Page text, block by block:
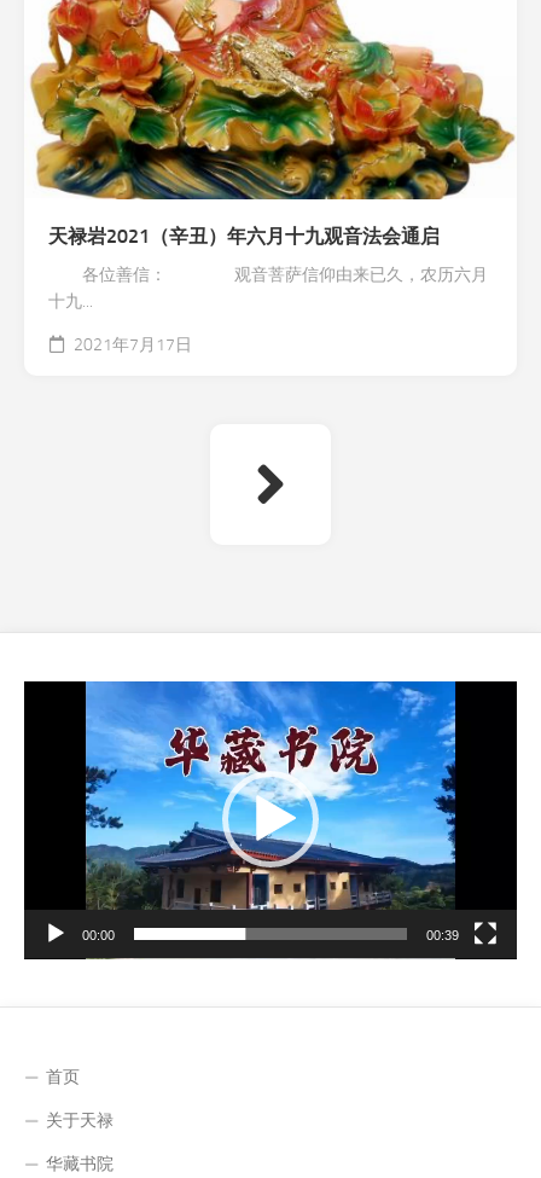
天禄岩2021（辛丑）年六月十九观音法会通启
各位善信： 观音菩萨信仰由来已久，农历六月
十九...
2021年7月17日
00:00 00:39
首页
关于天禄
华藏书院